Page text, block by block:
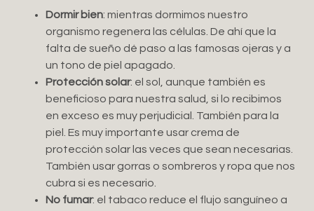
Dormir bien: mientras dormimos nuestro
organismo regenera las células. De ahí que la
falta de sueño dé paso a las famosas ojeras y a
un tono de piel apagado.
Protección solar: el sol, aunque también es
beneficioso para nuestra salud, si lo recibimos
en exceso es muy perjudicial. También para la
piel. Es muy importante usar crema de
protección solar las veces que sean necesarias.
También usar gorras o sombreros y ropa que nos
cubra si es necesario.
No fumar: el tabaco reduce el flujo sanguíneo a